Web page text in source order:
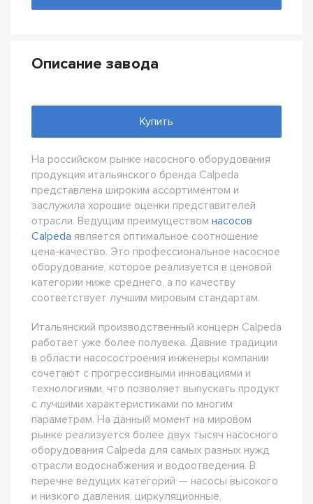
Описание завода
Купить
На российском рынке насосного оборудования
продукция итальянского бренда Calpeda
представлена широким ассортиментом и
заслужила хорошие оценки представителей
отрасли. Ведущим преимуществом насосов
Calpeda является оптимальное соотношение
цена-качество. Это профессиональное насосное
оборудование, которое реализуется в ценовой
категории ниже среднего, а по качеству
соответствует лучшим мировым стандартам.
Итальянский производственный концерн Calpeda
работает уже более полувека. Давние традиции
в области насосостроения инженеры компании
сочетают с прогрессивными инновациями и
технологиями, что позволяет выпускать продукт
с лучшими характеристиками по многим
параметрам. На данный момент на мировом
рынке реализуется более двух тысяч насосного
оборудования Calpeda для самых разных нужд
отрасли водоснабжения и водоотведения. В
перечне ведущих категорий — насосы высокого
и низкого давления, циркуляционные,